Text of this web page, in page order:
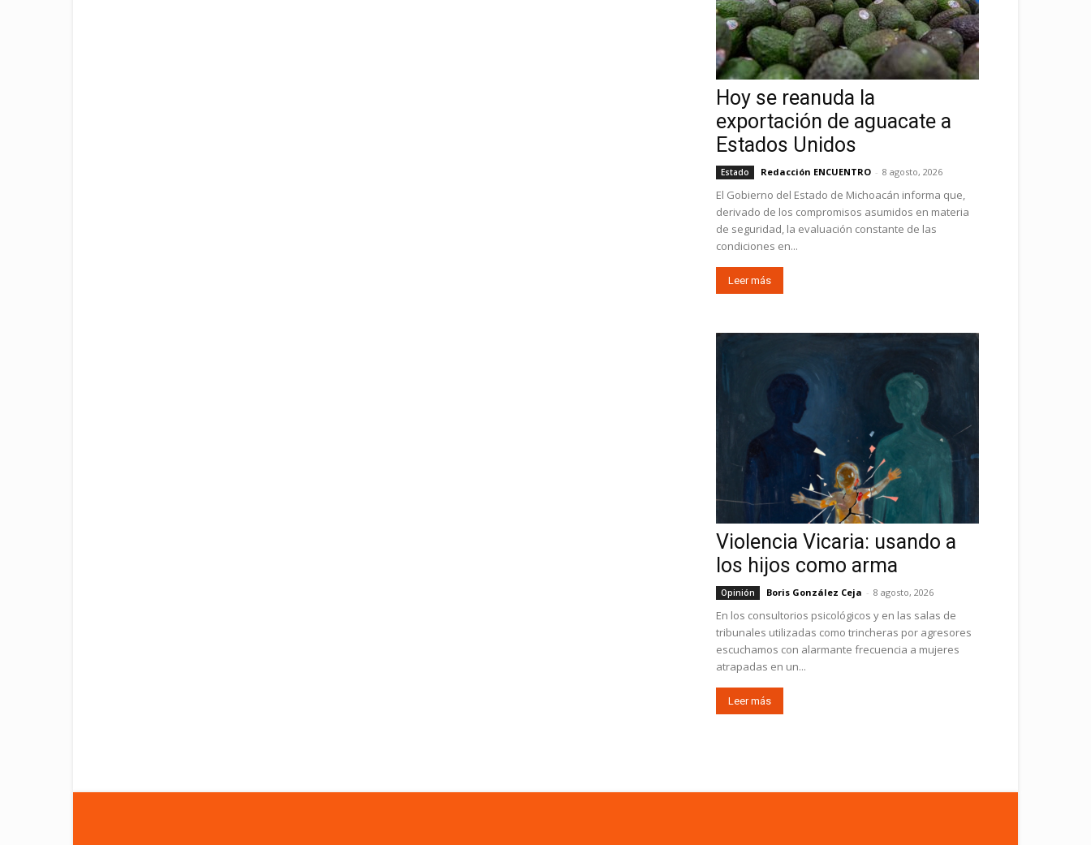
Hoy se reanuda la
exportación de aguacate a
Estados Unidos
Estado Redacción ENCUENTRO - 8 agosto, 2026
El Gobierno del Estado de Michoacán informa que,
derivado de los compromisos asumidos en materia
de seguridad, la evaluación constante de las
condiciones en...
Leer más
Violencia Vicaria: usando a
los hijos como arma
Opinión Boris González Ceja - 8 agosto, 2026
En los consultorios psicológicos y en las salas de
tribunales utilizadas como trincheras por agresores
escuchamos con alarmante frecuencia a mujeres
atrapadas en un...
Leer más